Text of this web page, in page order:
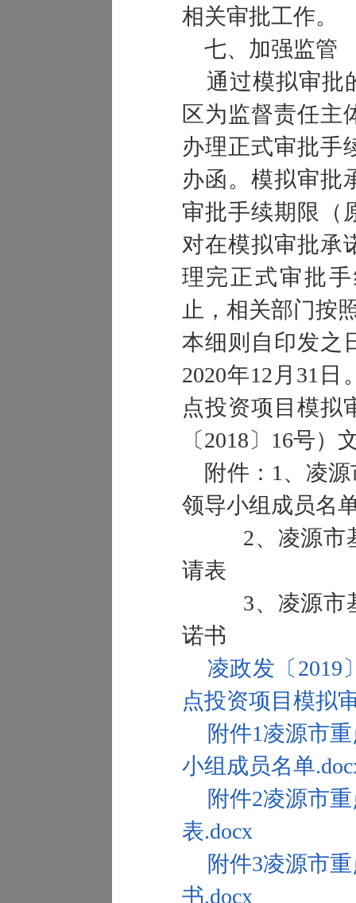
相关审批工作。
七、加强监管
通过模拟审批
区为监督责任主
办理正式审批手
办函。模拟审批
审批手续期限（
对在模拟审批承
理完正式审批
止，相关部门按
本细则自印发之
2020年12月31
点投资项目模拟
〔2018〕16号）
附件：1、凌源
领导小组成员名
2、凌源市基
请表
3、凌源市基
诺书
凌政发〔2019
点投资项目模拟
附件1凌源市
小组成员名单
附件2凌源市
表.docx
附件3凌源市
书.docx